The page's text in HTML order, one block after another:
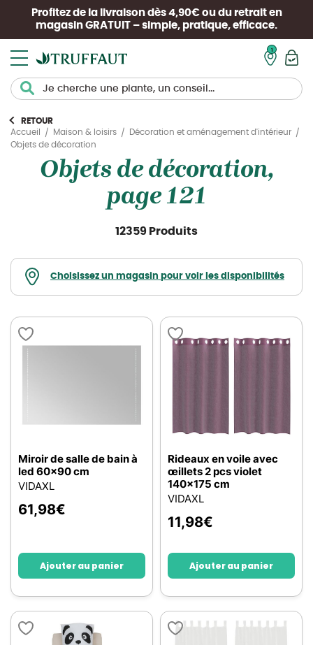
Profitez de la livraison dès 4,90€ ou du retrait en
magasin GRATUIT – simple, pratique, efficace.
RETOUR
Accueil
Maison & loisirs
Décoration et aménagement d'intérieur
Objets de décoration
Objets de décoration,
page 121
12359 Produits
Choisissez un magasin pour voir les disponibilités
Miroir de salle de bain à
led 60x90 cm
VIDAXL
61,98€
Ajouter au panier
Rideaux en voile avec
œillets 2 pcs violet
140x175 cm
VIDAXL
11,98€
Ajouter au panier